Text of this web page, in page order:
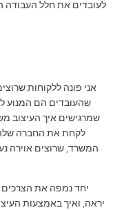
לעובדים את חלל
אני פונה ללקוחות
שהעובדים הם המנוע
שמרגישים איך העיצוב
לקחת את החברה
המשרד, שרוצים אוירה
יחד נמפה את
יראה, ואיך באמצעות